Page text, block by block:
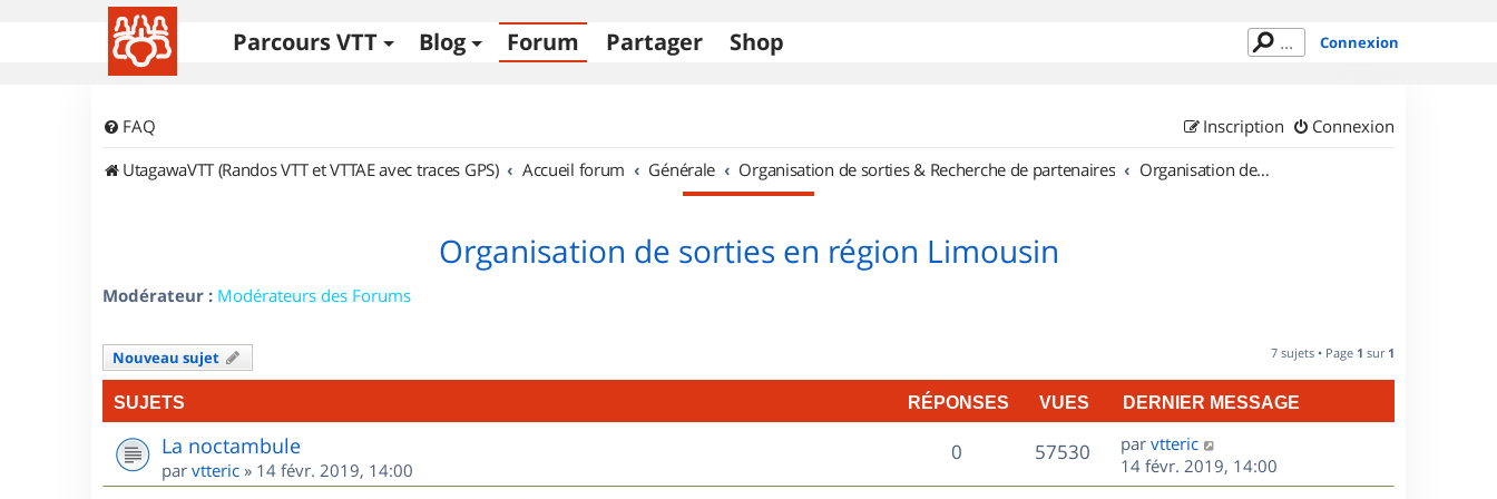
Parcours VTT Blog Forum Partager Shop Connexion
FAQ Connexion
Inscription
UtagawaVTT (Randos VTT et VTTAE avec traces GPS)
Accueil forum Générale Organisation de sorties & Recherche de partenaires Organisation de sorties en région Limousin
Organisation de sorties en région Limousin
Modérateur : Modérateurs des Forums
Nouveau sujet 7 sujets • Page 1 sur 1
SUJETS RÉPONSES VUES DERNIER MESSAGE
La noctambule
par vtteric » 14 févr. 2019, 14:00
0R
é
57530V
u
D
e
r
par vtteric
14 févr. 2019, 14:00